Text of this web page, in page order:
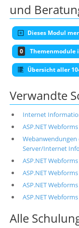
und
Dieses Modul
0 Themenmodule
Übersicht aller
Verwandte
Internet
ASP.NET
Server/Internet
ASP.NET
ASP.NET
ASP.NET
ASP.NET
Alle